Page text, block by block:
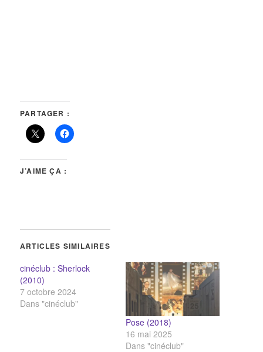
PARTAGER :
J’AIME ÇA :
ARTICLES SIMILAIRES
cinéclub : Sherlock
(2010)
7 octobre 2024
Dans "cinéclub"
Pose (2018)
16 mai 2025
Dans "cinéclub"